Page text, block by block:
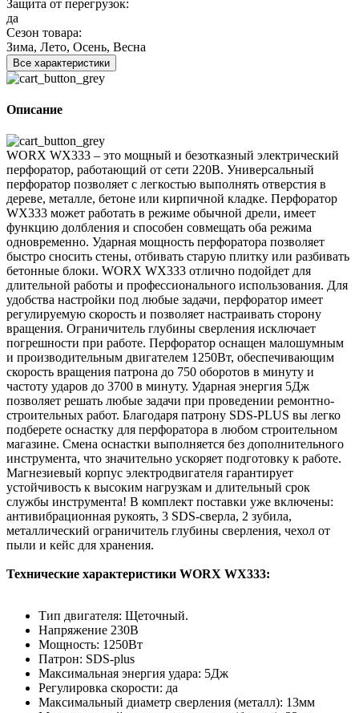
Защита от перегрузок:
да
Сезон товара:
Зима, Лето, Осень, Весна
Все характеристики
Описание
WORX WX333 – это мощный и безотказный электрический
перфоратор, работающий от сети 220В. Универсальный
перфоратор позволяет с легкостью выполнять отверстия в
дереве, металле, бетоне или кирпичной кладке. Перфоратор
WX333 может работать в режиме обычной дрели, имеет
функцию долбления и способен совмещать оба режима
одновременно. Ударная мощность перфоратора позволяет
быстро сносить стены, отбивать старую плитку или разбивать
бетонные блоки. WORX WX333 отлично подойдет для
длительной работы и профессионального использования. Для
удобства настройки под любые задачи, перфоратор имеет
регулируемую скорость и позволяет настраивать сторону
вращения. Ограничитель глубины сверления исключает
погрешности при работе. Перфоратор оснащен малошумным
и производительным двигателем 1250Вт, обеспечивающим
скорость вращения патрона до 750 оборотов в минуту и
частоту ударов до 3700 в минуту. Ударная энергия 5Дж
позволяет решать любые задачи при проведении ремонтно-
строительных работ. Благодаря патрону SDS-PLUS вы легко
подберете оснастку для перфоратора в любом строительном
магазине. Смена оснастки выполняется без дополнительного
инструмента, что значительно ускоряет подготовку к работе.
Магнезиевый корпус электродвигателя гарантирует
устойчивость к высоким нагрузкам и длительный срок
службы инструмента! В комплект поставки уже включены:
антивибрационная рукоять, 3 SDS-сверла, 2 зубила,
металлический ограничитель глубины сверления, чехол от
пыли и кейс для хранения.
Технические характеристики WORX WX333:
Тип двигателя: Щеточный.
Напряжение 230В
Мощность: 1250Вт
Патрон: SDS-plus
Максимальная энергия удара: 5Дж
Регулировка скорости: да
Максимальный диаметр сверления (металл): 13мм